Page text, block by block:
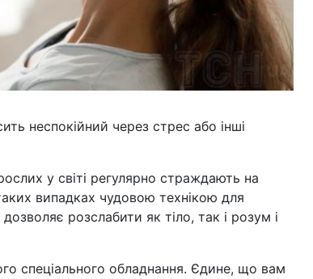
неспокійний через стрес або інші
у світі регулярно страждають на
випадках чудовою технікою для
розслабити як тіло, так і розум і
спеціального обладнання. Єдине, що вам